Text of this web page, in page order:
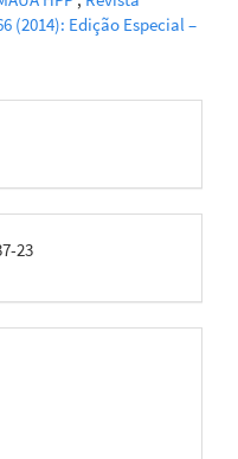
(2014): Edição Especial –
23